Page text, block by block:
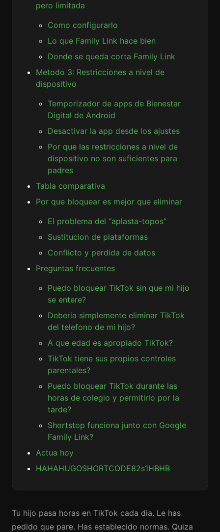
pero limitada
Como configurarlo
Lo que Family Link hace bien
Donde se queda corta Family Link
Metodo 3: Restricciones a nivel de
dispositivo
Temporizador de apps de Bienestar
Digital de Android
Desactivar la app desde los ajustes
Por que las restricciones a nivel de
dispositivo no son suficientes para
padres
Tabla comparativa
Por que bloquear es mejor que eliminar
El problema del “aplasta-topos”
Sustitucion de plataformas
Conflicto y perdida de datos
Preguntas frecuentes
Puedo bloquear TikTok sin que mi hijo
se entere?
Deberia simplemente eliminar TikTok
del telefono de mi hijo?
A que edad es apropiado TikTok?
TikTok tiene sus propios controles
parentales?
Puedo bloquear TikTok durante las
horas de colegio y permitirlo por la
tarde?
Shortstop funciona junto con Google
Family Link?
Actua hoy
HAHAHUGOSHORTCODE82s1HBHB
Tu hijo pasa horas en TikTok cada dia. Le has
pedido que pare. Has establecido normas. Quiza